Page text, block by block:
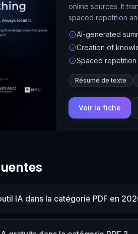
online sources. It
spaced repetition
AI-generated
Creation of
Spaced
Résumé de texte
Voir la fiche
IA dans la catégorie PDF en